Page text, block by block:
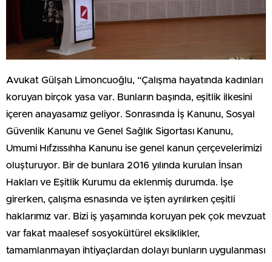
Avukat Gülşah Limoncuoğlu, “Çalışma hayatında kadınları
koruyan birçok yasa var. Bunların başında, eşitlik ilkesini
içeren anayasamız geliyor. Sonrasında İş Kanunu, Sosyal
Güvenlik Kanunu ve Genel Sağlık Sigortası Kanunu,
Umumi Hıfzıssıhha Kanunu ise genel kanun çerçevelerimizi
oluşturuyor. Bir de bunlara 2016 yılında kurulan İnsan
Hakları ve Eşitlik Kurumu da eklenmiş durumda. İşe
girerken, çalışma esnasında ve işten ayrılırken çeşitli
haklarımız var. Bizi iş yaşamında koruyan pek çok mevzuat
var fakat maalesef sosyokültürel eksiklikler,
tamamlanmayan ihtiyaçlardan dolayı bunların uygulanması